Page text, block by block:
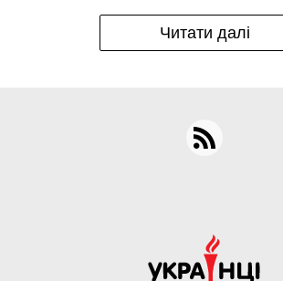
Читати далі